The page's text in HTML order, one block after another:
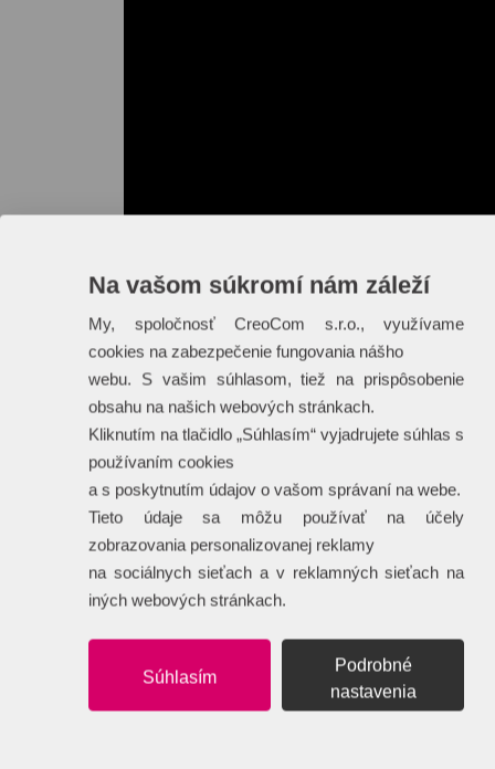
Na vašom súkromí nám záleží
My, spoločnosť CreoCom s.r.o., využívame
cookies na zabezpečenie fungovania nášho
webu. S vašim súhlasom, tiež na prispôsobenie
obsahu na našich webových stránkach.
Kliknutím na tlačidlo „Súhlasím“ vyjadrujete súhlas s
používaním cookies
a s poskytnutím údajov o vašom správaní na webe.
Tieto údaje sa môžu používať na účely
zobrazovania personalizovanej reklamy
na sociálnych sieťach a v reklamných sieťach na
iných webových stránkach.
Súhlasím
Podrobné
nastavenia